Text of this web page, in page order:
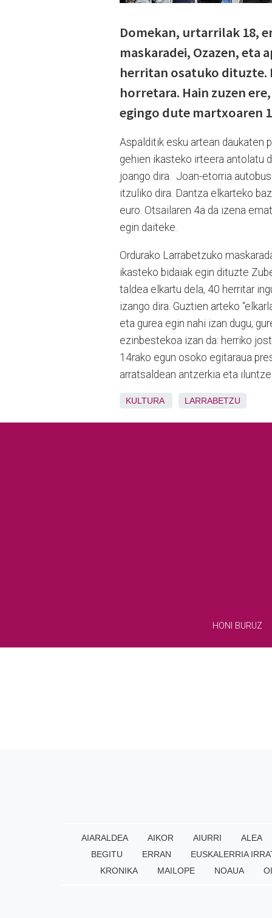
Domekan, urtarrilak 18,
maskaradei, Ozazen, eta
herritan osatuko dituzte.
horretara. Hain zuzen
egingo dute martxoaren
Aspalditik esku artean daukaten
gehien ikasteko irteera antolatu
joango dira. Joan-etorria
itzuliko dira. Dantza elkarteko
euro. Otsailaren 4a da izena
egin daiteke.
Ordurako Larrabetzuko
ikasteko bidaiak egin dituzte
taldea elkartu dela, 40 herritar
izango dira. Guztien arteko
eta gurea egin nahi izan dugu,
ezinbestekoa izan da: herriko
14rako egun osoko egitaraua
arratsaldean antzerkia eta
KULTURA LARRABETZU
HONI BURUZ
AIARALDEA AIKOR AIURRI ALEA
BEGITU
ERRAN EUSKALERRIA
KRONIKA
MAILOPE NOAUA